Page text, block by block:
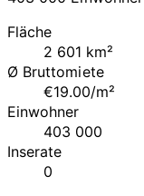
Fläche
2 601 km²
Ø Bruttomiete
€19.00/m²
Einwohner
403 000
Inserate
0